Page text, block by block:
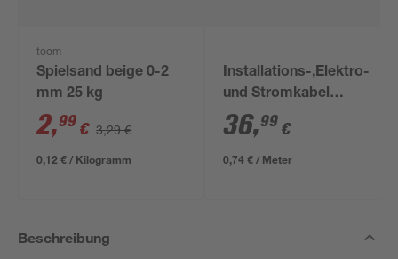
toom
Spielsand beige 0-2
mm 25 kg
2,99 € 3,29 €
0,12 € / Kilogramm
Installations-,Elektro-
und Stromkabel
NYM-J 3x1,5mm² 50
m
36,99 €
0,74 € / Meter
Beschreibung